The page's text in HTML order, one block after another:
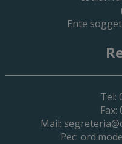
Ente
Tel:
Fax:
Mail:
Pec: